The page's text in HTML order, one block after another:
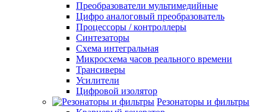
Преобразователи мультимедийные
Цифро аналоговый преобразователь
Процессоры / контроллеры
Синтезаторы
Схема интегральная
Микросхема часов реального времени
Трансиверы
Усилители
Цифровой изолятор
Резонаторы и фильтры